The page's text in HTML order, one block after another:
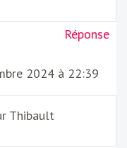
Réponse
2024 à 22:39
Thibault